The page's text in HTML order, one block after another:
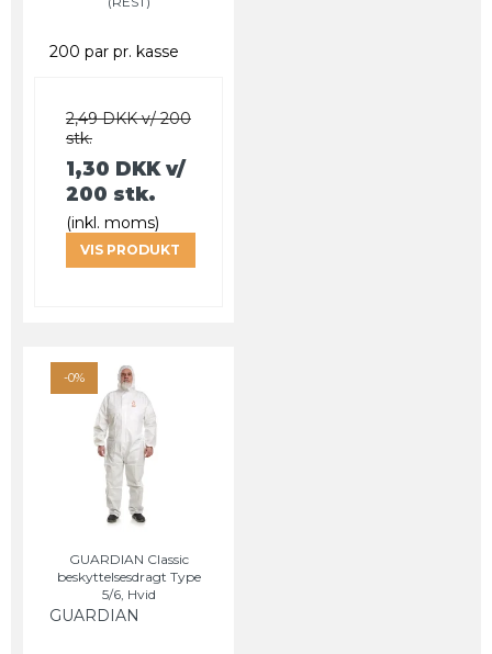
200 par pr. kasse
2,49 DKK v/ 200
stk.
1,30 DKKv/
200 stk.
(inkl. moms)
VIS PRODUKT
-0%
GUARDIAN Classic
beskyttelsesdragt Type
5/6, Hvid
GUARDIAN